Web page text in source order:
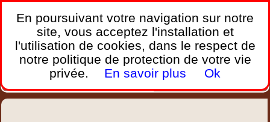
France Webcams,
Les webcams sur mobiles, portables et PC.
Home Bretagne Corse Plages Ports Montagnes
Trafic Chercher New
En poursuivant votre navigation sur notre
site, vous acceptez l'installation et
l'utilisation de cookies, dans le respect de
notre politique de protection de votre vie
privée.
En savoir plus Ok